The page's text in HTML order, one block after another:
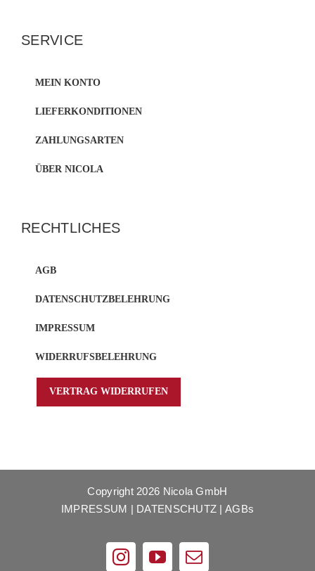
SERVICE
MEIN KONTO
LIEFERKONDITIONEN
ZAHLUNGSARTEN
ÜBER NICOLA
RECHTLICHES
AGB
DATENSCHUTZBELEHRUNG
IMPRESSUM
WIDERRUFSBELEHRUNG
VERTRAG WIDERRUFEN
Copyright 2026 Nicola GmbH
IMPRESSUM | DATENSCHUTZ | AGBs
Instagram
YouTube
E-